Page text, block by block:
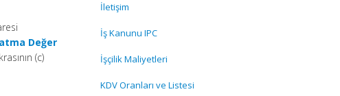
Değer
(c)
İletişim
İş Kanunu IPC
İşçilik Maliyetleri
KDV Oranları ve Listesi